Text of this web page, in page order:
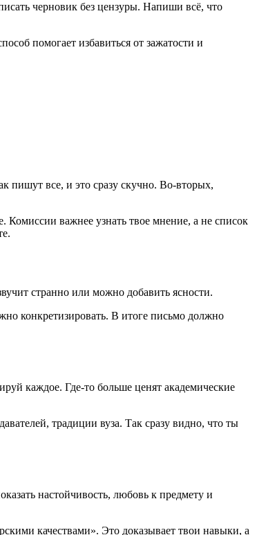
черновик без цензуры. Напиши всё, что
помогает избавиться от зажатости и
пишут все, и это сразу скучно. Во-вторых,
важнее узнать твое мнение, а не список
странно или можно добавить ясности.
конкретизировать. В итоге письмо должно
каждое. Где-то больше ценят академические
традиции вуза. Так сразу видно, что ты
настойчивость, любовь к предмету и
качествами». Это доказывает твои навыки, а